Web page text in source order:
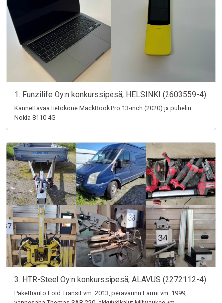
1. Funzilife Oy:n konkurssipesä, HELSINKI (2603559-4)
Kannettavaa tietokone MackBook Pro 13-inch (2020) ja puhelin
Nokia 8110 4G
3. HTR-Steel Oy:n konkurssipesä, ALAVUS (2272112-4)
Pakettiauto Ford Transit vm. 2013, perävaunu Farmi vm. 1999,